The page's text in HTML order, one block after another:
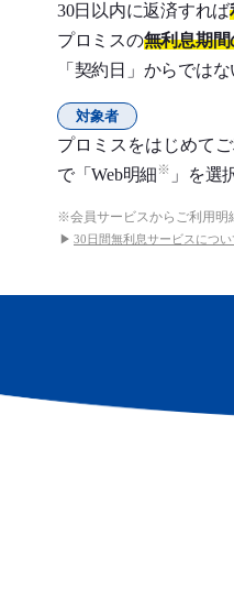
30日以内に返済すれば
プロミスの無利息期
「契約日」からでは
対象者
プロミスをはじめて
で「Web明細
」を選
会員サービスからご利用明
30日間無利息サービスにつ